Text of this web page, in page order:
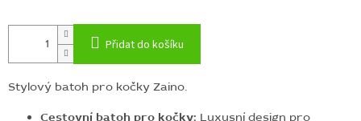
Přidat do košíku
Stylový batoh pro kočky Zaino.
Cestovní batoh pro kočky: Luxusní design pro